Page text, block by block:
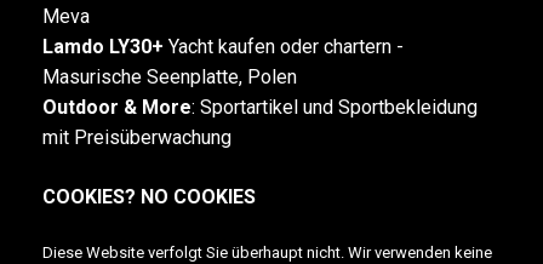
Meva
Lamdo LY30+ Yacht kaufen oder chartern -
Masurische Seenplatte, Polen
Outdoor & More: Sportartikel und Sportbekleidung
mit Preisüberwachung
COOKIES? NO COOKIES
Diese Website verfolgt Sie überhaupt nicht. Wir verwenden keine